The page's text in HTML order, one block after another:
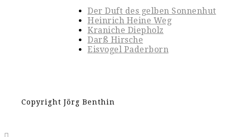
Der Duft des gelben Sonnenhut
Heinrich Heine Weg
Kraniche Diepholz
Darß Hirsche
Eisvogel Paderborn
Copyright Jörg Benthin